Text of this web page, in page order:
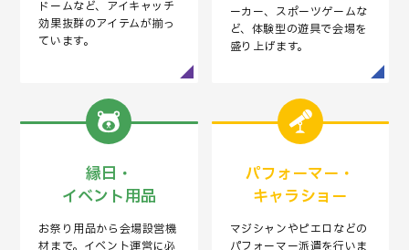
ドームなど、アイキャッチ
効果抜群のアイテムが揃っ
ています。
ーカー、スポーツゲームな
ど、体験型の遊具で会場を
盛り上げます。
縁日・
イベント用品
お祭り用品から会場設営機
材まで。イベント運営に必
パフォーマー・
キャラショー
マジシャンやピエロなどの
パフォーマー派遣を行いま